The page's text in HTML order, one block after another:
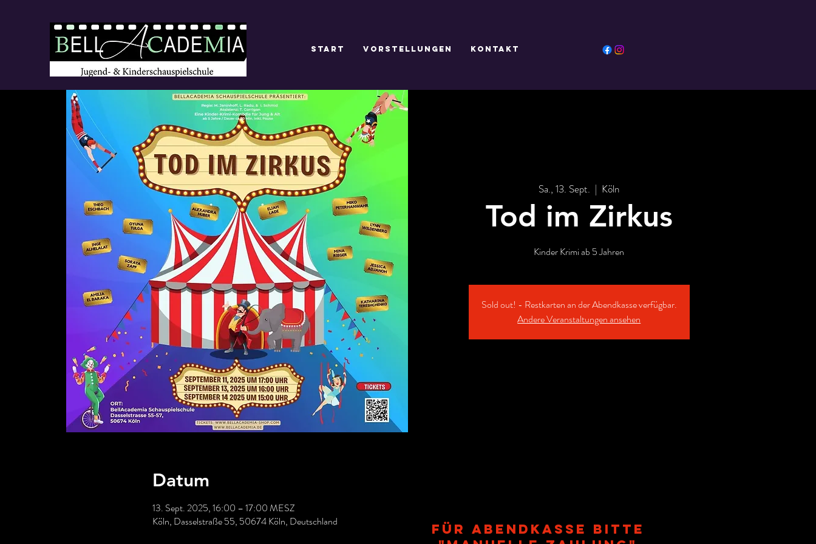
Start Vorstellungen Kontakt
Sa., 13. Sept.
  |
Köln
Tod im Zirkus
Kinder Krimi ab 5 Jahren
Sold out! - Restkarten an der Abendkasse verfügbar.
Andere Veranstaltungen ansehen
Datum
13. Sept. 2025, 16:00 – 17:00 MESZ
Köln, Dasselstraße 55, 50674 Köln, Deutschland
Für ABENdkasse bitte